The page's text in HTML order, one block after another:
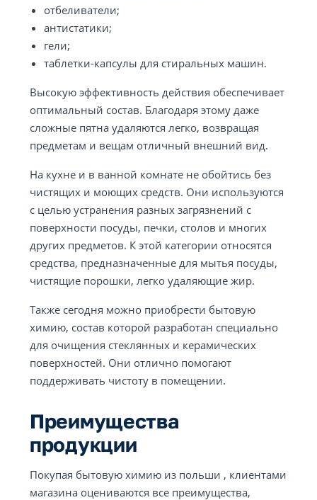
отбеливатели;
антистатики;
гели;
таблетки-капсулы для стиральных машин.
Высокую эффективность действия обеспечивает
оптимальный состав. Благодаря этому даже
сложные пятна удаляются легко, возвращая
предметам и вещам отличный внешний вид.
На кухне и в ванной комнате не обойтись без
чистящих и моющих средств. Они используются
с целью устранения разных загрязнений с
поверхности посуды, печки, столов и многих
других предметов. К этой категории относятся
средства, предназначенные для мытья посуды,
чистящие порошки, легко удаляющие жир.
Также сегодня можно приобрести бытовую
химию, состав которой разработан специально
для очищения стеклянных и керамических
поверхностей. Они отлично помогают
поддерживать чистоту в помещении.
Преимущества
продукции
Покупая бытовую химию из польши , клиентами
магазина оцениваются все преимущества,